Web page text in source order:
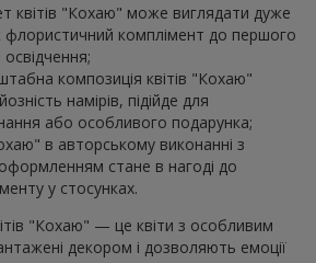
квітів "Кохаю" може виглядати дуже
комплімент до першого
композиція квітів "Кохаю"
намірів, підійде для
або особливого подарунка;
в авторському виконанні з
стане в нагоді до
у стосунках.
"Кохаю" — це квіти з особливим
декором і дозволяють емоції